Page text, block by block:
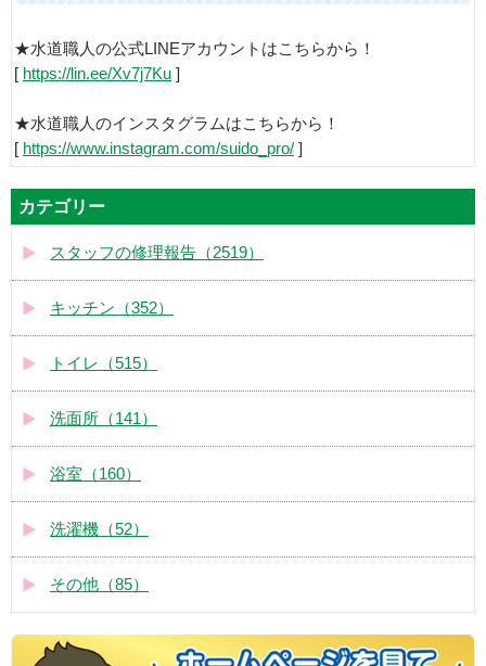
★水道職人の公式LINEアカウントはこちらから！
[ https://lin.ee/Xv7j7Ku ]
★水道職人のインスタグラムはこちらから！
[ https://www.instagram.com/suido_pro/ ]
カテゴリー
スタッフの修理報告（2519）
キッチン（352）
トイレ（515）
洗面所（141）
浴室（160）
洗濯機（52）
その他（85）